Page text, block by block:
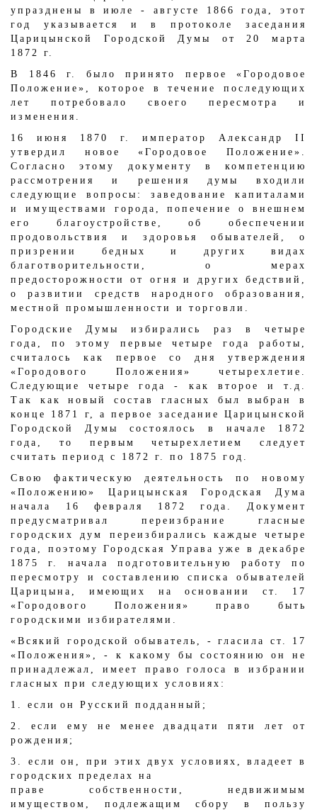
упразднены в июле - августе 1866 года, этот
год указывается и в протоколе заседания
Царицынской Городской Думы от 20 марта
1872 г.
В 1846 г. было принято первое «Городовое
Положение», которое в течение последующих
лет потребовало своего пересмотра и
изменения.
16 июня 1870 г. император Александр II
утвердил новое «Городовое Положение».
Согласно этому документу в компетенцию
рассмотрения и решения думы входили
следующие вопросы: заведование капиталами
и имуществами города, попечение о внешнем
его благоустройстве, об обеспечении
продовольствия и здоровья обывателей, о
призрении бедных и других видах
благотворительности, о мерах
предосторожности от огня и других бедствий,
о развитии средств народного образования,
местной промышленности и торговли.
Городские Думы избирались раз в четыре
года, по этому первые четыре года работы,
считалось как первое со дня утверждения
«Городового Положения» четырехлетие.
Следующие четыре года - как второе и т.д.
Так как новый состав гласных был выбран в
конце 1871 г, а первое заседание Царицынской
Городской Думы состоялось в начале 1872
года, то первым четырехлетием следует
считать период с 1872 г. по 1875 год.
Свою фактическую деятельность по новому
«Положению» Царицынская Городская Дума
начала 16 февраля 1872 года. Документ
предусматривал переизбрание гласные
городских дум переизбирались каждые четыре
года, поэтому Городская Управа уже в декабре
1875 г. начала подготовительную работу по
пересмотру и составлению списка обывателей
Царицына, имеющих на основании ст. 17
«Городового Положения» право быть
городскими избирателями.
«Всякий городской обыватель, - гласила ст. 17
«Положения», - к какому бы состоянию он не
принадлежал, имеет право голоса в избрании
гласных при следующих условиях:
1. если он Русский подданный;
2. если ему не менее двадцати пяти лет от
рождения;
3. если он, при этих двух условиях, владеет в
городских пределах на
праве собственности, недвижимым
имуществом, подлежащим сбору в пользу